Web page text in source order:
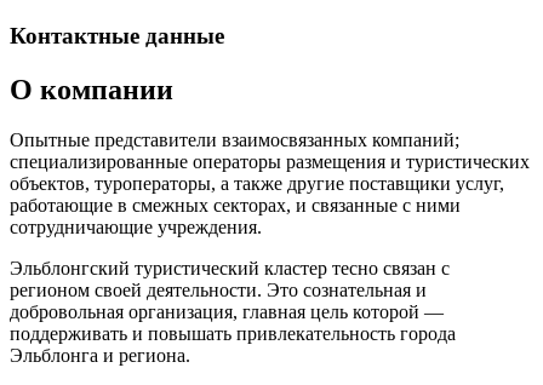
Контактные данные
О компании
Опытные представители взаимосвязанных компаний;
специализированные операторы размещения и туристических
объектов, туроператоры, а также другие поставщики услуг,
работающие в смежных секторах, и связанные с ними
сотрудничающие учреждения.
Эльблонгский туристический кластер тесно связан с
регионом своей деятельности. Это сознательная и
добровольная организация, главная цель которой —
поддерживать и повышать привлекательность города
Эльблонга и региона.